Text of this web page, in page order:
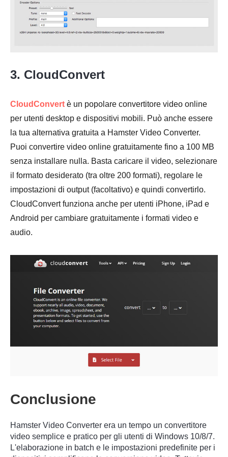
3. CloudConvert
CloudConvert è un popolare convertitore video online
per utenti desktop e dispositivi mobili. Può anche essere
la tua alternativa gratuita a Hamster Video Converter.
Puoi convertire video online gratuitamente fino a 100 MB
senza installare nulla. Basta caricare il video, selezionare
il formato desiderato (tra oltre 200 formati), regolare le
impostazioni di output (facoltativo) e quindi convertirlo.
CloudConvert funziona anche per utenti iPhone, iPad e
Android per cambiare gratuitamente i formati video e
audio.
Conclusione
Hamster Video Converter era un tempo un convertitore
video semplice e pratico per gli utenti di Windows 10/8/7.
L'elaborazione in batch e le impostazioni predefinite per i